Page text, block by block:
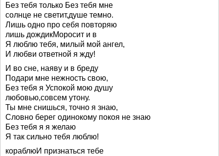
Без тебя только Без тебя мне
солнце не светит,душе темно.
Лишь одно про себя повторяю
лишь дождикМоросит и в
Я люблю тебя, милый мой ангел,
И любви ответной я жду!
И во сне, наяву и в бреду
Подари мне нежность свою,
Без тебя я Успокой мою душу
любовью,совсем утону.
Ты мне снишься, точно я знаю,
Словно берег одинокому покоя не знаю
Без тебя я я желаю
Я так сильно тебя люблю!
кораблюИ признаться тебе